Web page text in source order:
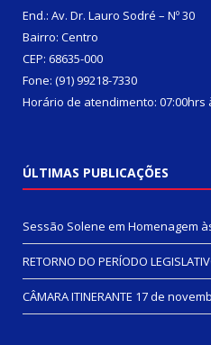
End.: Av. Dr. Lauro Sodré – Nº 30
Bairro: Centro
CEP: 68635-000
Fone: (91) 99218-7330
Horário de atendimento: 07:00hrs
ÚLTIMAS PUBLICAÇÕES
Sessão Solene em Homenagem
RETORNO DO PERÍODO
CÂMARA ITINERANTE 17 de